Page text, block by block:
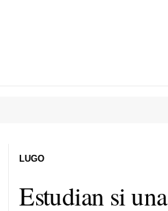
Estudian si
LUGO